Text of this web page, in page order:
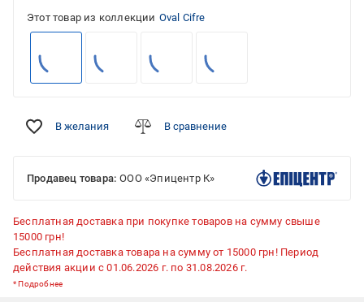
Этот товар из коллекции Oval Cifre
В желания В сравнение
Продавец товара: ООО «Эпицентр К»
Бесплатная доставка при покупке товаров на сумму свыше
15000 грн!
Бесплатная доставка товара на сумму от 15000 грн! Период
действия акции с 01.06.2026 г. по 31.08.2026 г.
*Подробнее